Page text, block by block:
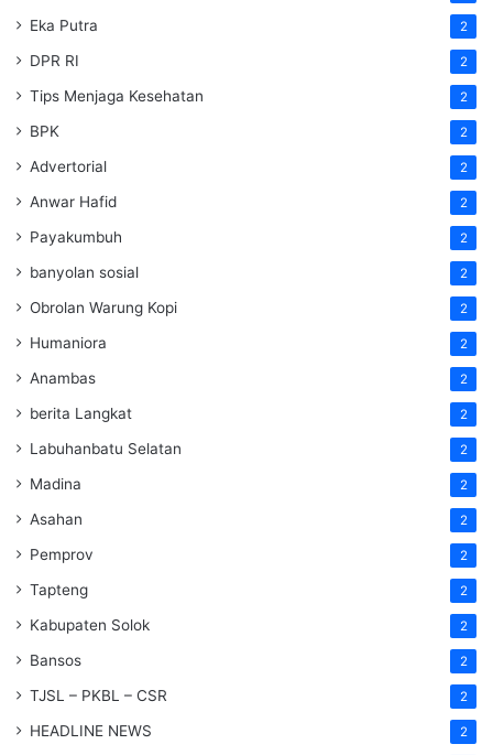
Eka Putra 2
DPR RI 2
Tips Menjaga Kesehatan 2
BPK 2
Advertorial 2
Anwar Hafid 2
Payakumbuh 2
banyolan sosial 2
Obrolan Warung Kopi 2
Humaniora 2
Anambas 2
berita Langkat 2
Labuhanbatu Selatan 2
Madina 2
Asahan 2
Pemprov 2
Tapteng 2
Kabupaten Solok 2
Bansos 2
TJSL – PKBL – CSR 2
HEADLINE NEWS 2